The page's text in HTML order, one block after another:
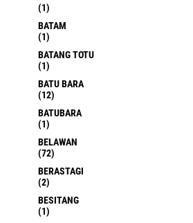
(1)
BATAM
(1)
BATANG TOTU
(1)
BATU BARA
(12)
BATUBARA
(1)
BELAWAN
(72)
BERASTAGI
(2)
BESITANG
(1)